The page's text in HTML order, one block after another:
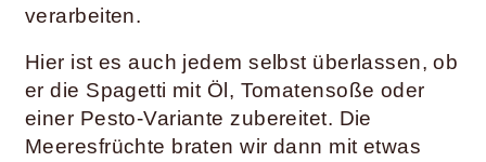
verarbeiten.
Hier ist es auch jedem selbst überlassen, ob
er die Spagetti mit Öl, Tomatensoße oder
einer Pesto-Variante zubereitet. Die
Meeresfrüchte braten wir dann mit etwas